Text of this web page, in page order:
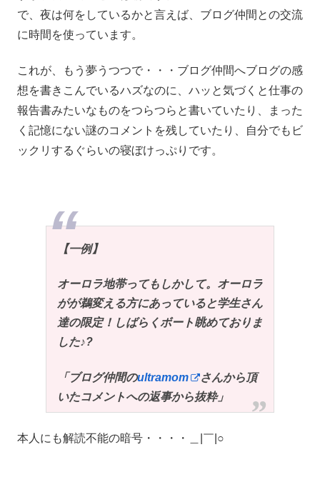
で、夜は何をしているかと言えば、ブログ仲間との交流
に時間を使っています。
これが、もう夢うつつで・・・ブログ仲間へブログの感
想を書きこんでいるハズなのに、ハッと気づくと仕事の
報告書みたいなものをつらつらと書いていたり、まった
く記憶にない謎のコメントを残していたり、自分でもビ
ックリするぐらいの寝ぼけっぷりです。
【一例】
オーロラ地帯ってもしかして。オーロラ
がが鵜変える方にあっていると学生さん
達の限定！しばらくボート眺めておりま
した♪?
「ブログ仲間のultramom
さんから頂
いたコメントへの返事から抜粋」
本人にも解読不能の暗号・・・・＿|￣|○